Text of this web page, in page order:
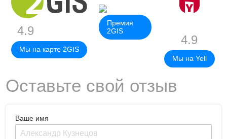
4.9
Мы на карте 2GIS
Премия
2GIS
4.9
Мы на Yell
Оставьте свой отзыв
Ваше имя